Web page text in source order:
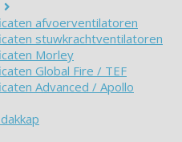
afvoerventilatoren
stuwkrachtventilatoren
Morley
Global Fire / TEF
Advanced / Apollo